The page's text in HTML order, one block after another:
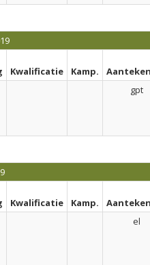
Kwalificatie Kamp.
gpt
Kwalificatie Kamp.
el